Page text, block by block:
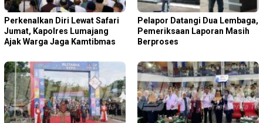
Perkenalkan Diri Lewat Safari
Jumat, Kapolres Lumajang
Ajak Warga Jaga Kamtibmas
Pelapor Datangi Dua Lembaga,
Pemeriksaan Laporan Masih
Berproses